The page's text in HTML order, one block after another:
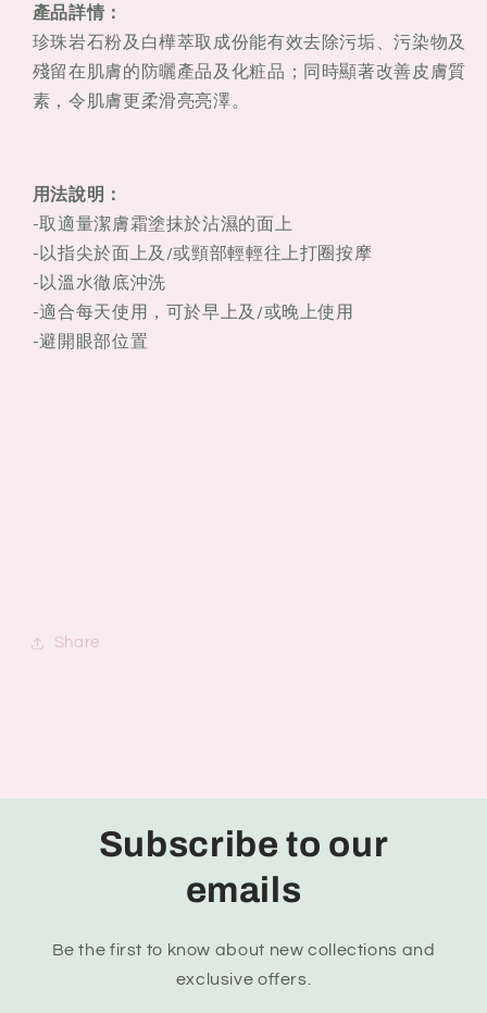
亮
肌
磨
砂
啫
喱
150ML
肌
磨
砂
喱
150ML
產品詳情：
珍珠岩石粉及白樺萃取成份能有效去除污垢、污染物及
殘留在肌膚的防曬產品及化粧品；同時顯著改善皮膚質
素，令肌膚更柔滑亮亮澤。
用法說明：
-取適量潔膚霜塗抹於沾濕的面上
-以指尖於面上及/或頸部輕輕往上打圈按摩
-以溫水徹底沖洗
-適合每天使用，可於早上及/或晚上使用
-避開眼部位置
Share
Subscribe to our
emails
Be the first to know about new collections and
exclusive offers.